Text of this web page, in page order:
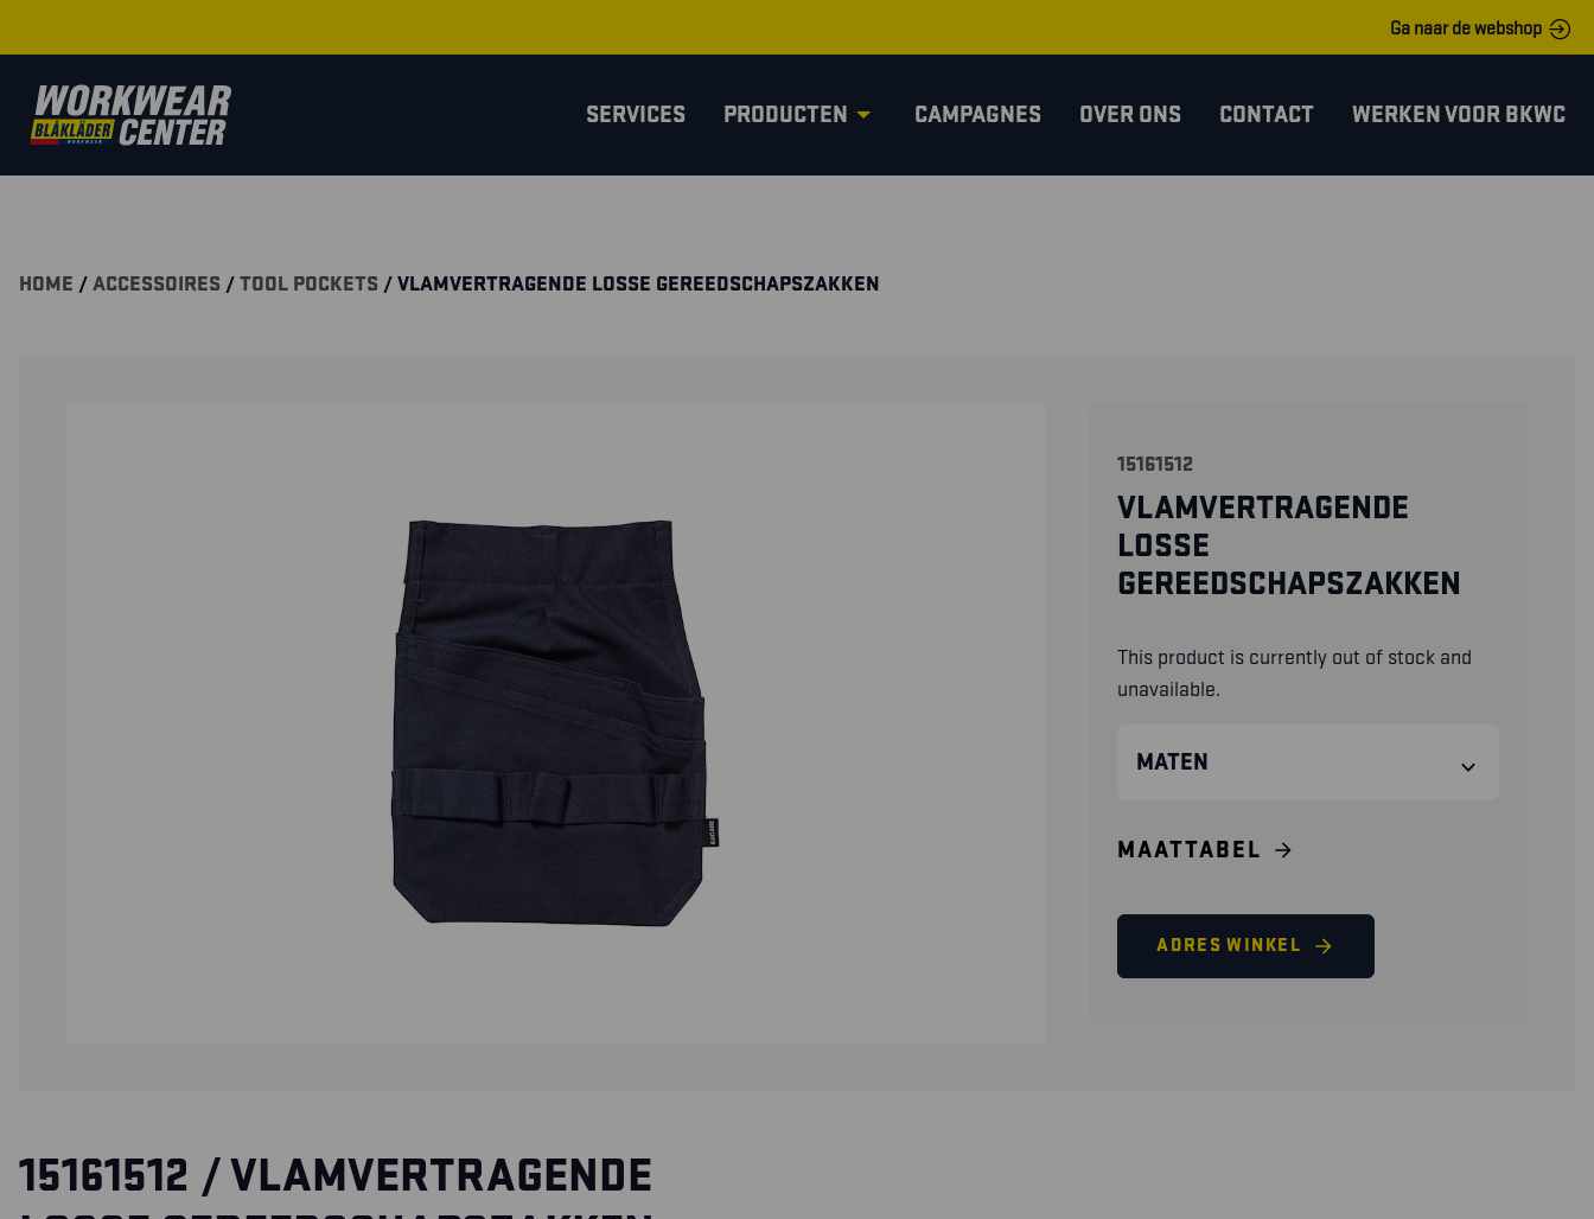
Ga naar de webshop
SERVICES PRODUCTEN CAMPAGNES OVER ONS CONTACT WERKEN VOOR BKWC
HOME /ACCESSOIRES /TOOL POCKETS / VLAMVERTRAGENDE LOSSE GEREEDSCHAPSZAKKEN
15161512
VLAMVERTRAGENDE
LOSSE
GEREEDSCHAPSZAKKEN
This product is currently out of stock and
unavailable.
MATEN
MAATTABEL
ADRES WINKEL
15161512 / VLAMVERTRAGENDE